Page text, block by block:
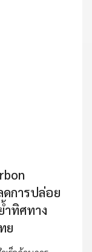
การปล่อย
ำทิศทาง
ย